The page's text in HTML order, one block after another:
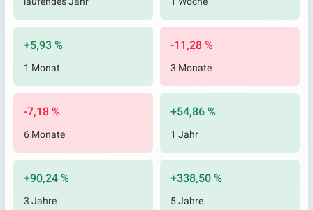
+5,93 %
1 Monat
-11,28 %
3 Monate
-7,18 %
6 Monate
+54,86 %
1 Jahr
+90,24 %
3 Jahre
+338,50 %
5 Jahre